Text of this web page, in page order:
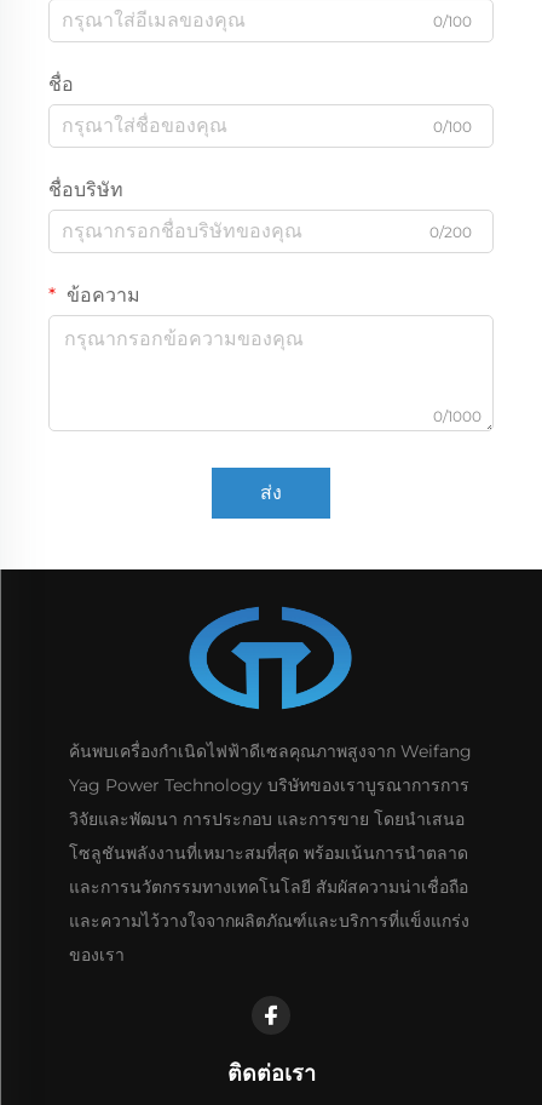
0/100
ชื่อ
0/100
ชื่อบริษัท
0/200
ข้อความ
0/1000
ส่ง
ค้นพบเครื่องกำเนิดไฟฟ้าดีเซลคุณภาพสูงจาก Weifang
Yag Power Technology บริษัทของเราบูรณาการการ
วิจัยและพัฒนา การประกอบ และการขาย โดยนำเสนอ
โซลูชันพลังงานที่เหมาะสมที่สุด พร้อมเน้นการนำตลาด
และการนวัตกรรมทางเทคโนโลยี สัมผัสความน่าเชื่อถือ
และความไว้วางใจจากผลิตภัณฑ์และบริการที่แข็งแกร่ง
ของเรา
ติดต่อเรา